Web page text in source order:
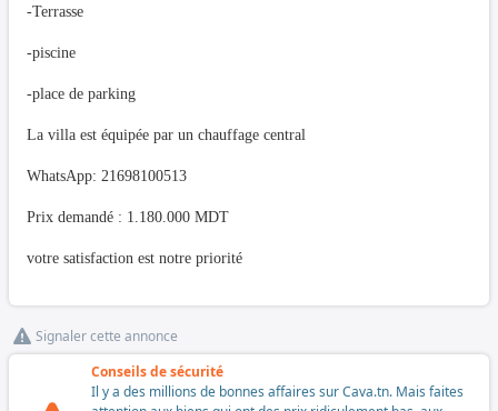
-Terrasse
-piscine
-place de parking
La villa est équipée par un chauffage central
WhatsApp: 21698100513
Prix demandé : 1.180.000 MDT
votre satisfaction est notre priorité
Signaler cette annonce
Conseils de sécurité
Il y a des millions de bonnes affaires sur Cava.tn. Mais faites